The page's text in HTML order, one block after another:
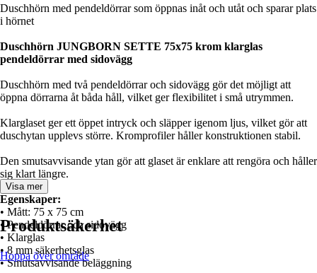
Duschhörn med pendeldörrar som öppnas inåt och utåt och sparar plats
i hörnet
Duschhörn JUNGBORN SETTE 75x75 krom klarglas
pendeldörrar med sidovägg
Duschhörn med två pendeldörrar och sidovägg gör det möjligt att
öppna dörrarna åt båda håll, vilket ger flexibilitet i små utrymmen.
Klarglaset ger ett öppet intryck och släpper igenom ljus, vilket gör att
duschytan upplevs större. Kromprofiler håller konstruktionen stabil.
Den smutsavvisande ytan gör att glaset är enklare att rengöra och håller
sig klart längre.
Egenskaper:
• Mått: 75 x 75 cm
• Pendeldörrar och sidovägg
• Klarglas
• 8 mm säkerhetsglas
• Smutsavvisande beläggning
Visa mer
Produktsäkerhet
Hoppa över område